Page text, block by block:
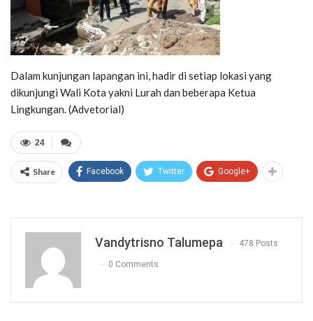
Dalam kunjungan lapangan ini, hadir di setiap lokasi yang
dikunjungi Wali Kota yakni Lurah dan beberapa Ketua
Lingkungan. (Advetorial)
24
Share Facebook Twitter Google+
Vandytrisno Talumepa 478 Posts
0 Comments